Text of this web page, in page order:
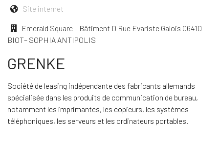
Site internet
Emerald Square – Bâtiment D Rue Evariste Galois 06410
BIOT– SOPHIA ANTIPOLIS
GRENKE
Société de leasing indépendante des fabricants allemands
spécialisée dans les produits de communication de bureau,
notamment les imprimantes, les copieurs, les systèmes
téléphoniques, les serveurs et les ordinateurs portables.